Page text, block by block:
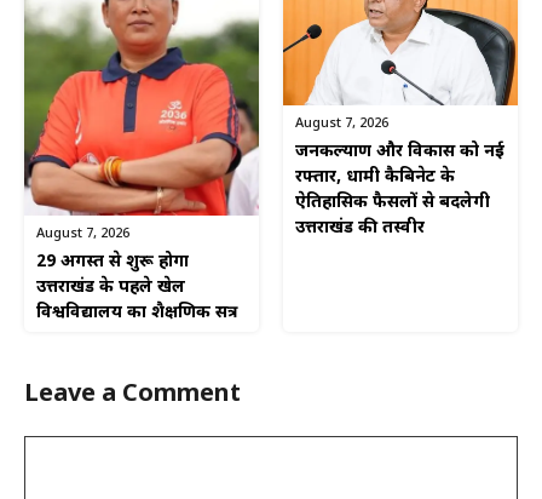
August 7, 2026
29 अगस्त से शुरू होगा
उत्तराखंड के पहले खेल
विश्वविद्यालय का शैक्षणिक सत्र
August 7, 2026
जनकल्याण और विकास को नई
रफ्तार, धामी कैबिनेट के
ऐतिहासिक फैसलों से बदलेगी
उत्तराखंड की तस्वीर
Leave a Comment